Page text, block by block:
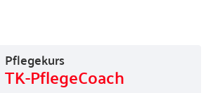
Pflegekurs
TK-PflegeCoach